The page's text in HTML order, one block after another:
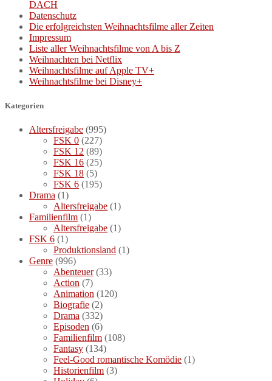
DACH
Datenschutz
Die erfolgreichsten Weihnachtsfilme aller Zeiten
Impressum
Liste aller Weihnachtsfilme von A bis Z
Weihnachten bei Netflix
Weihnachtsfilme auf Apple TV+
Weihnachtsfilme bei Disney+
Kategorien
Altersfreigabe (995)
FSK 0 (227)
FSK 12 (89)
FSK 16 (25)
FSK 18 (5)
FSK 6 (195)
Drama (1)
Altersfreigabe (1)
Familienfilm (1)
Altersfreigabe (1)
FSK 6 (1)
Produktionsland (1)
Genre (996)
Abenteuer(33)
Action (7)
Animation (120)
Biografie (2)
Drama (332)
Episoden (6)
Familienfilm (108)
Fantasy (134)
Feel-Good romantische Komödie (1)
Historienfilm (3)